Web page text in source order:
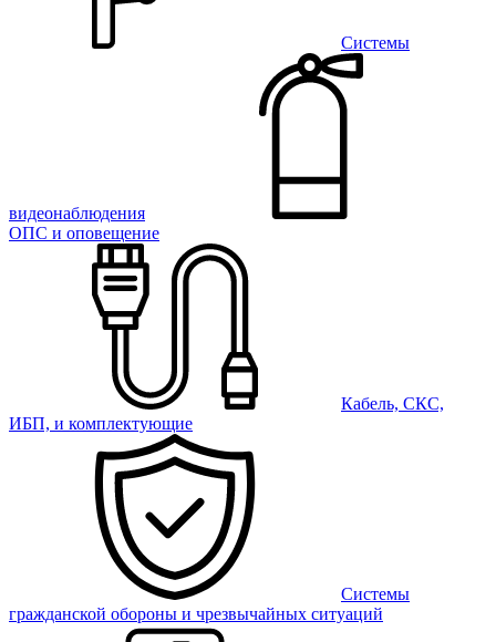
Системы
видеонаблюдения
ОПС и оповещение
Кабель, СКС,
ИБП, и комплектующие
Системы
гражданской обороны и чрезвычайных ситуаций